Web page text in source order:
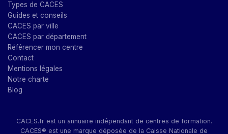
Types de CACES
Guides et conseils
CACES par ville
CACES par département
Référencer mon centre
Contact
Mentions légales
Notre charte
Blog
CACES.fr est un annuaire indépendant de centres de formation.
CACES® est une marque déposée de la Caisse Nationale de